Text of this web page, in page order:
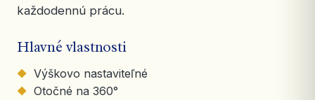
každodennú prácu.
Hlavné vlastnosti
Výškovo nastaviteľné
Otočné na 360°